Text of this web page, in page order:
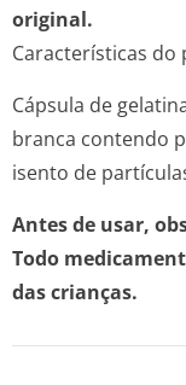
original.
Características do
Cápsula de
branca contendo
isento de
Antes de usar,
Todo
das crianças.